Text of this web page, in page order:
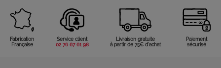
Fabrication
Française
Service client
02 76 67 61 98
Livraison gratuite
à partir de 75€ d'achat
Paiement
sécurisé